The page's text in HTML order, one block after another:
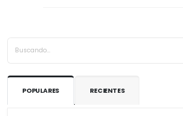
POPULARES RECIENTES